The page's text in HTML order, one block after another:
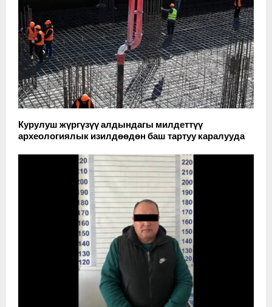
Курулуш жүргүзүү алдындагы милдеттүү
археологиялык изилдөөдөн баш тартуу каралууда